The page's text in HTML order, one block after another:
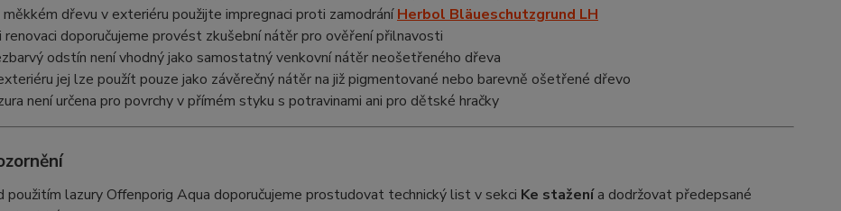
měkkém dřevu v exteriéru použijte impregnaci proti zamodráníHerbol Bläueschutzgrund LH
renovaci doporučujeme provést zkušební nátěr pro ověření přilnavosti
odstín není vhodný jako samostatný venkovní nátěr neošetřeného dřeva
jej lze použít pouze jako závěrečný nátěr na již pigmentované nebo barevně ošetřené dřevo
není určena pro povrchy v přímém styku s potravinami ani pro dětské hračky
použitím lazury Offenporig Aqua doporučujeme prostudovat technický list v sekci Ke staženía dodržovat předepsané